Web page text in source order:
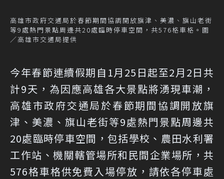
高雄市政府交通局於春節期間協調開放旗津、美濃、旗山老街
等9處熱門景點周邊共20處臨時停車空間，共576格車格。圖
／高雄市交通局提供
今年春節連續假期自1月25日起至2月2日共
計9天，為因應高雄各大景點將湧現車潮，
高雄市政府交通局於春節期間協調開放旗
津、美濃、旗山老街等9處熱門景點周邊共
20處臨時停車空間，包括學校、農田水利署
工作站、機關轄管場所和民間企業場所，共
576格車格供免費入場停放，請依各停車處